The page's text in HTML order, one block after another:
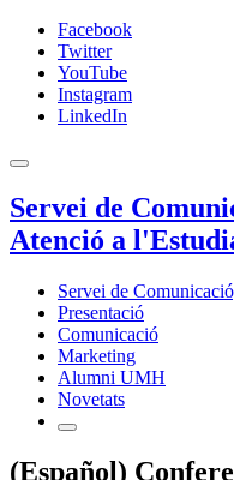
Facebook
Twitter
YouTube
Instagram
LinkedIn
Servei de
Atenció a
Servei de
Presentació
Comunicació
Marketing
Alumni UMH
Novetats
(Español)